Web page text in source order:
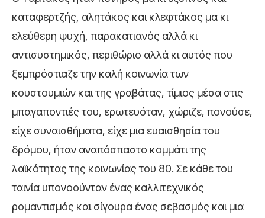
καταφερτζής, αλητάκος και κλεφτάκος μα κι
ελεύθερη ψυχή, παρακατιανός αλλά κι
αντισυστημικός, περιθώριο αλλά κι αυτός που
ξεμπρόστιαζε την καλή κοινωνία των
κουστουμιών και της γραβάτας, τίμιος μέσα στις
μπαγαποντιές του, ερωτευόταν, χώριζε, πονούσε,
είχε συναισθήματα, είχε μια ευαισθησία του
δρόμου, ήταν αναπόσπαστο κομμάτι της
λαϊκότητας της κοινωνίας του 80. Σε κάθε του
ταινία υπονοούνταν ένας καλλιτεχνικός
ρομαντισμός και σίγουρα ένας σεβασμός και μια